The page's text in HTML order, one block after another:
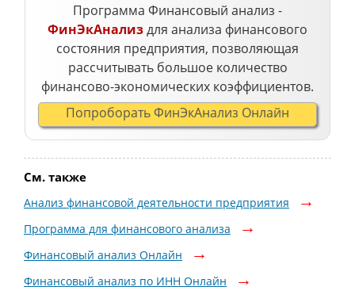
Программа Финансовый анализ -
ФинЭкАнализдля анализа финансового
состояния предприятия, позволяющая
рассчитывать большое количество
финансово-экономических коэффициентов.
Попроборать ФинЭкАнализ Онлайн
См. также
Анализ финансовой деятельности предприятия
Программа для финансового анализа
Финансовый анализ Онлайн
Финансовый анализ по ИНН Онлайн